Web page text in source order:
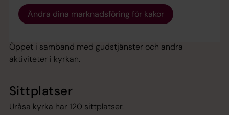
Ändra dina marknadsföring för kakor
Öppet i samband med gudstjänster och andra
aktiviteter i kyrkan.
Sittplatser
Uråsa kyrka har 120 sittplatser.